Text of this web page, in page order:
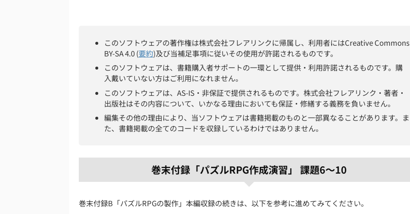
このソフトウェアの著作権は株式会社フレアリンクに帰属し、利用者にはCreative Commons
BY-SA 4.0 (要約)及び当補足事項に従いその使用が許諾されるものです。
このソフトウェアは、書籍購入者サポートの一環として提供・利用許諾されるものです。購
入戴いていない方はご利用になれません。
このソフトウェアは、AS-IS・非保証で提供されるものです。株式会社フレアリンク・著者・
出版社はその内容について、いかなる理由においても保証・修繕する義務を負いません。
編集その他の理由により、当ソフトウェアは書籍掲載のものと一部異なることがあります。ま
た、書籍掲載の全てのコードを収録しているわけではありません。
巻末付録「パズルRPG作成演習」 課題6〜10
巻末付録B「パズルRPGの製作」本編収録の続きは、以下を参考に進めてみてください。